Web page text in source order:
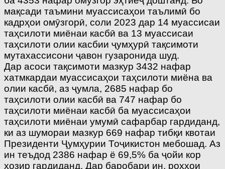
мақсади таъмини муассисаҳои таълимӣ бо
кадрҳои омӯзгорӣ, соли 2023 дар 14 муассисаи
таҳсилоти миёнаи касбӣ ва 13 муассисаи
таҳсилоти олии касбии ҷумҳурӣ тақсимоти
мутахассисони ҷавон гузаронида шуд.
Дар асоси тақсимоти мазкур 3432 нафар
хатмкардаи муассисаҳои таҳсилоти миёна ва
олии касбӣ, аз ҷумла, 2685 нафар бо
таҳсилоти олии касбӣ ва 747 нафар бо
таҳсилоти миёнаи касбӣ ба муассисаҳои
таҳсилоти миёнаи умумӣ сафарбар гардиданд,
ки аз шумораи мазкур 669 нафар тибқи квотаи
Президенти Ҷумҳурии Тоҷикистон мебошад. Аз
ин теъдод 2386 нафар ё 69,5% ба ҷойи кор
ҳозир гардиданд. Дар баробари ин, роҳҳои